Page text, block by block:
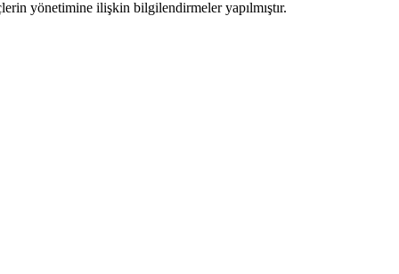
yönetimine ilişkin bilgilendirmeler yapılmıştır.